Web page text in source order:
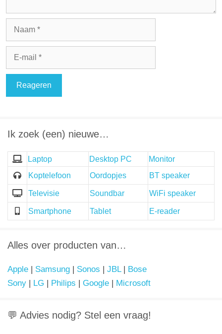
Naam
Ik zoek (een) nieuwe…
Laptop Desktop PC
Monitor
Koptelefoon
Oordopjes BT speaker
Televisie Soundbar WiFi speaker
Smartphone Tablet E-reader
Alles over producten van…
Apple Samsung Sonos JBL|
Bose
Sony
LG Philips Google Microsoft
💬 Advies nodig? Stel een vraag!